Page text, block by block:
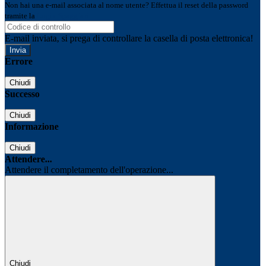
Non hai una e-mail associata al nome utente? Effettua il reset della password
tramite la
E-mail inviata, si prega di controllare la casella di posta elettronica!
Errore
Chiudi
Successo
Chiudi
Informazione
Chiudi
Attendere...
Attendere il completamento dell'operazione...
Chiudi